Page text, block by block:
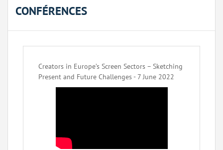
CONFÉRENCES
Creators in Europe’s Screen Sectors – Sketching
Present and Future Challenges - 7 June 2022